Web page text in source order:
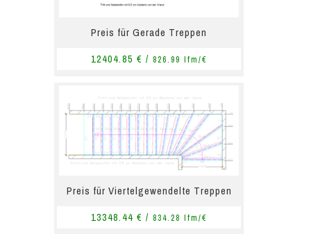
Preis für Gerade Treppen
12404.85 € / 826.99 lfm/€
Preis für Viertelgewendelte Treppen
13348.44 € / 834.28 lfm/€